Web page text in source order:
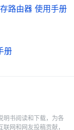
路由器 使用手册
册
明书阅读和下载，为各
网和网友投稿贡献，